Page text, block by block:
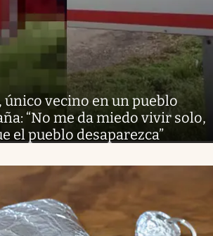
único vecino en un pueblo
“No me da miedo vivir solo,
el pueblo desaparezca”